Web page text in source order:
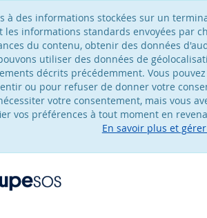
à des informations stockées sur un
informations standards envoyées par
du contenu, obtenir des données
utiliser des données de
décrits précédemment. Vous
ou pour refuser de donner votre
votre consentement, mais vous
vos préférences à tout moment en
En savoir plus et